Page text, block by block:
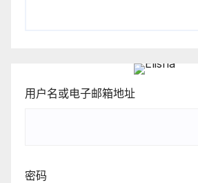
用户名或电子邮箱地址
密码